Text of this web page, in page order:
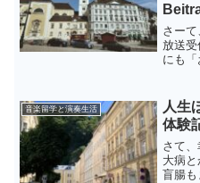
留学
さー
放送受
にも
ちゃ
のな
音楽留学と演奏生活
人生
体験
さて
大病と
盲腸も